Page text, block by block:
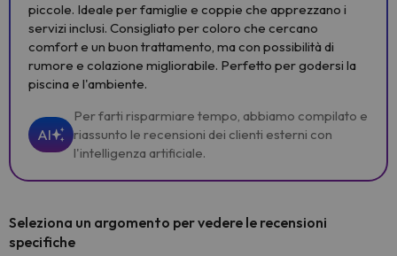
piccole. Ideale per famiglie e coppie che apprezzano i
servizi inclusi. Consigliato per coloro che cercano
comfort e un buon trattamento, ma con possibilità di
rumore e colazione migliorabile. Perfetto per godersi la
piscina e l'ambiente.
AI
Per farti risparmiare tempo, abbiamo compilato e
riassunto le recensioni dei clienti esterni con
l'intelligenza artificiale.
Seleziona un argomento per vedere le recensioni
specifiche